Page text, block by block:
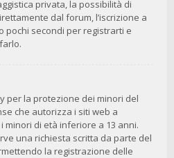
privata, la possibilità di
dal forum, l’iscrizione a
pochi secondi per registrarti e
per la protezione dei minori del
che autorizza i siti web a
minori di età inferiore a 13 anni.
una richiesta scritta da parte del
la registrazione delle